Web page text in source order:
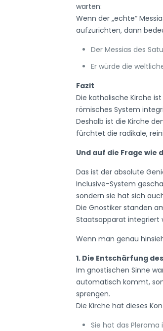
warten:
Wenn der „echte“
aufzurichten, dann
Der Messias des
Er würde die
Fazit
Die katholische Kirche
römisches System
Deshalb ist die Kirche
fürchtet die radikale,
Und auf die Frage
Das ist der absolute
Inclusive-System
sondern sie hat sich
Die Gnostiker standen
Staatsapparat integriert
Wenn man genau
1. Die Entschärfung
Im gnostischen Sinne
automatisch kommt,
sprengen.
Die Kirche hat dieses
Sie hat das Pleroma